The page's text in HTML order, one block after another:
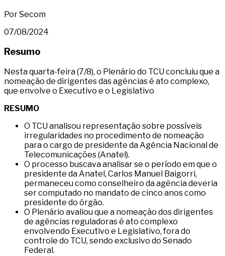
Por Secom
07/08/2024
Resumo
Nesta quarta-feira (7/8), o Plenário do TCU concluiu que a
nomeação de dirigentes das agências é ato complexo,
que envolve o Executivo e o Legislativo
RESUMO
O TCU analisou representação sobre possíveis
irregularidades no procedimento de nomeação
para o cargo de presidente da Agência Nacional de
Telecomunicações (Anatel).
O processo buscava analisar se o período em que o
presidente da Anatel, Carlos Manuel Baigorri,
permaneceu como conselheiro da agência deveria
ser computado no mandato de cinco anos como
presidente do órgão.
O Plenário avaliou que a nomeação dos dirigentes
de agências reguladoras é ato complexo
envolvendo Executivo e Legislativo, fora do
controle do TCU, sendo exclusivo do Senado
Federal.